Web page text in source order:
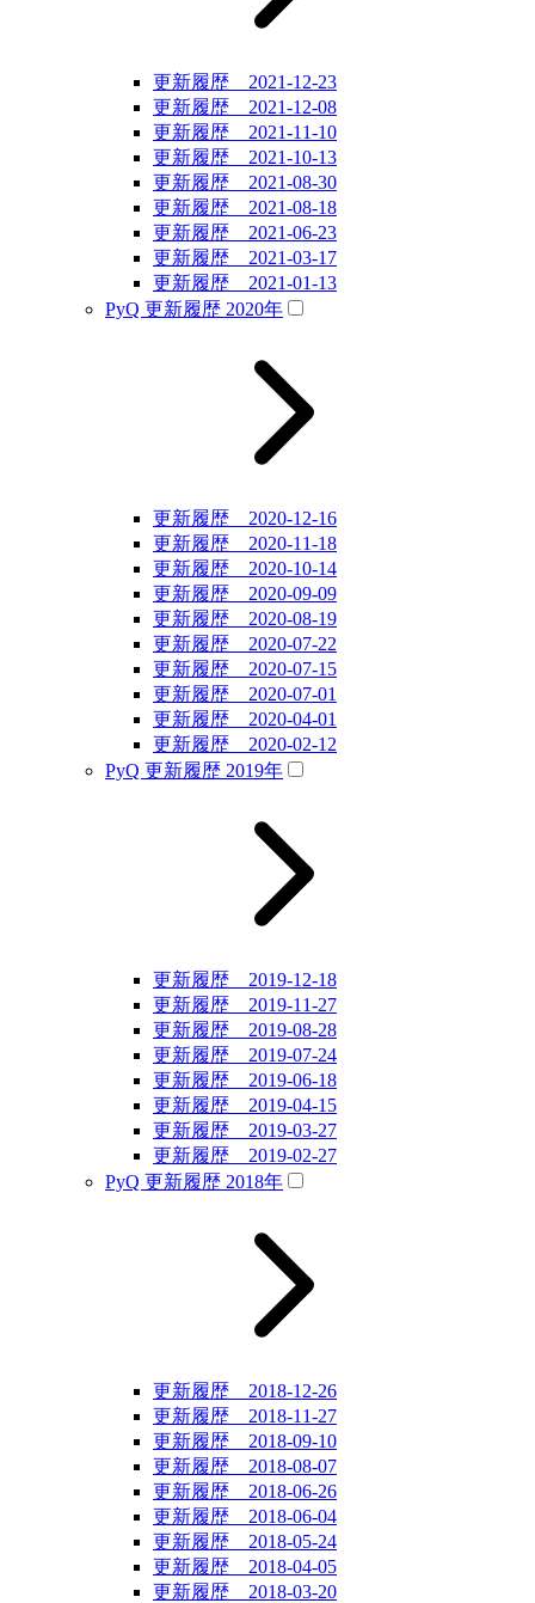
更新履歴 2021-12-23
更新履歴 2021-12-08
更新履歴 2021-11-10
更新履歴 2021-10-13
更新履歴 2021-08-30
更新履歴 2021-08-18
更新履歴 2021-06-23
更新履歴 2021-03-17
更新履歴 2021-01-13
PyQ 更新履歴 2020年
更新履歴 2020-12-16
更新履歴 2020-11-18
更新履歴 2020-10-14
更新履歴 2020-09-09
更新履歴 2020-08-19
更新履歴 2020-07-22
更新履歴 2020-07-15
更新履歴 2020-07-01
更新履歴 2020-04-01
更新履歴 2020-02-12
PyQ 更新履歴 2019年
更新履歴 2019-12-18
更新履歴 2019-11-27
更新履歴 2019-08-28
更新履歴 2019-07-24
更新履歴 2019-06-18
更新履歴 2019-04-15
更新履歴 2019-03-27
更新履歴 2019-02-27
PyQ 更新履歴 2018年
更新履歴 2018-12-26
更新履歴 2018-11-27
更新履歴 2018-09-10
更新履歴 2018-08-07
更新履歴 2018-06-26
更新履歴 2018-06-04
更新履歴 2018-05-24
更新履歴 2018-04-05
更新履歴 2018-03-20